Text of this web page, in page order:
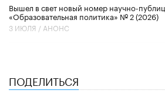
Вышел в свет новый номер научно-
«Образовательная политика» № 2 (2026)
3 ИЮЛЯ / АНОНС
ПОДЕЛИТЬСЯ